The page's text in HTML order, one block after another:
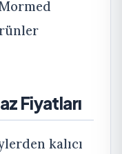
Fiyatları
kalıcı